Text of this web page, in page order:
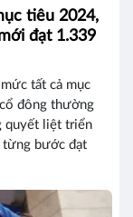
tiêu 2024,
đạt 1.339
tất cả mục
đông thường
quyết liệt triển
từng bước đạt